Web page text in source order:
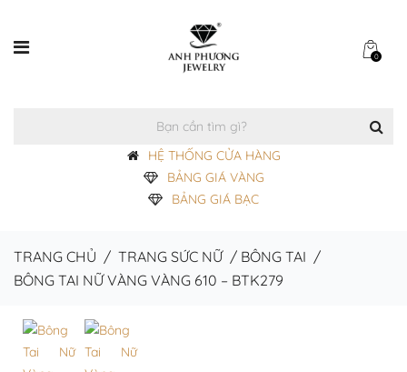
0
HỆ THỐNG CỬA HÀNG
BẢNG GIÁ VÀNG
BẢNG GIÁ BẠC
TRANG CHỦ / TRANG SỨC NỮ/ BÔNG TAI /
BÔNG TAI NỮ VÀNG VÀNG 610 – BTK279